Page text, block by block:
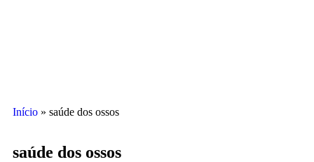
Início » saúde dos ossos
saúde dos ossos